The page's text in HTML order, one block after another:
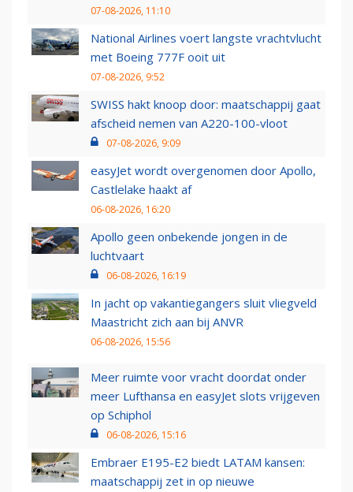
07-08-2026, 11:10
National Airlines voert langste vrachtvlucht
met Boeing 777F ooit uit
07-08-2026, 9:52
SWISS hakt knoop door: maatschappij gaat
afscheid nemen van A220-100-vloot
07-08-2026, 9:09
easyJet wordt overgenomen door Apollo,
Castlelake haakt af
06-08-2026, 16:20
Apollo geen onbekende jongen in de
luchtvaart
06-08-2026, 16:19
In jacht op vakantiegangers sluit vliegveld
Maastricht zich aan bij ANVR
06-08-2026, 15:56
Meer ruimte voor vracht doordat onder
meer Lufthansa en easyJet slots vrijgeven
op Schiphol
06-08-2026, 15:16
Embraer E195-E2 biedt LATAM kansen:
maatschappij zet in op nieuwe